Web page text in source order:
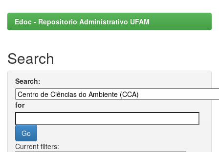
Edoc - Repositorio Administrativo UFAM
Search
Search:
for
Current filters: